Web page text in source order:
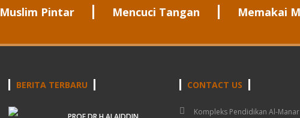
Muslim Pintar Mencuci Tangan Memakai
BERITA TERBARU CONTACT US
Kompleks Pendidikan Al-Manar